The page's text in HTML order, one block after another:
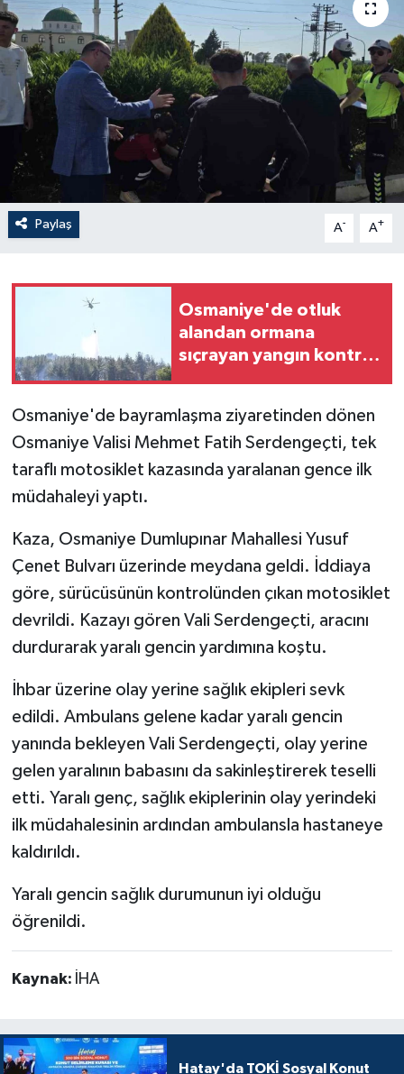
Paylaş A- A+
Osmaniye'de otluk
alandan ormana
sıçrayan yangın kontrol
Osmaniye'de bayramlaşma ziyaretinden dönen
Osmaniye Valisi Mehmet Fatih Serdengeçti, tek
taraflı motosiklet kazasında yaralanan gence ilk
müdahaleyi yaptı.
Kaza, Osmaniye Dumlupınar Mahallesi Yusuf
Çenet Bulvarı üzerinde meydana geldi. İddiaya
göre, sürücüsünün kontrolünden çıkan motosiklet
devrildi. Kazayı gören Vali Serdengeçti, aracını
durdurarak yaralı gencin yardımına koştu.
İhbar üzerine olay yerine sağlık ekipleri sevk
edildi. Ambulans gelene kadar yaralı gencin
yanında bekleyen Vali Serdengeçti, olay yerine
gelen yaralının babasını da sakinleştirerek teselli
etti. Yaralı genç, sağlık ekiplerinin olay yerindeki
ilk müdahalesinin ardından ambulansla hastaneye
kaldırıldı.
Yaralı gencin sağlık durumunun iyi olduğu
öğrenildi.
Kaynak: İHA
Hatay'da TOKİ Sosyal Konut